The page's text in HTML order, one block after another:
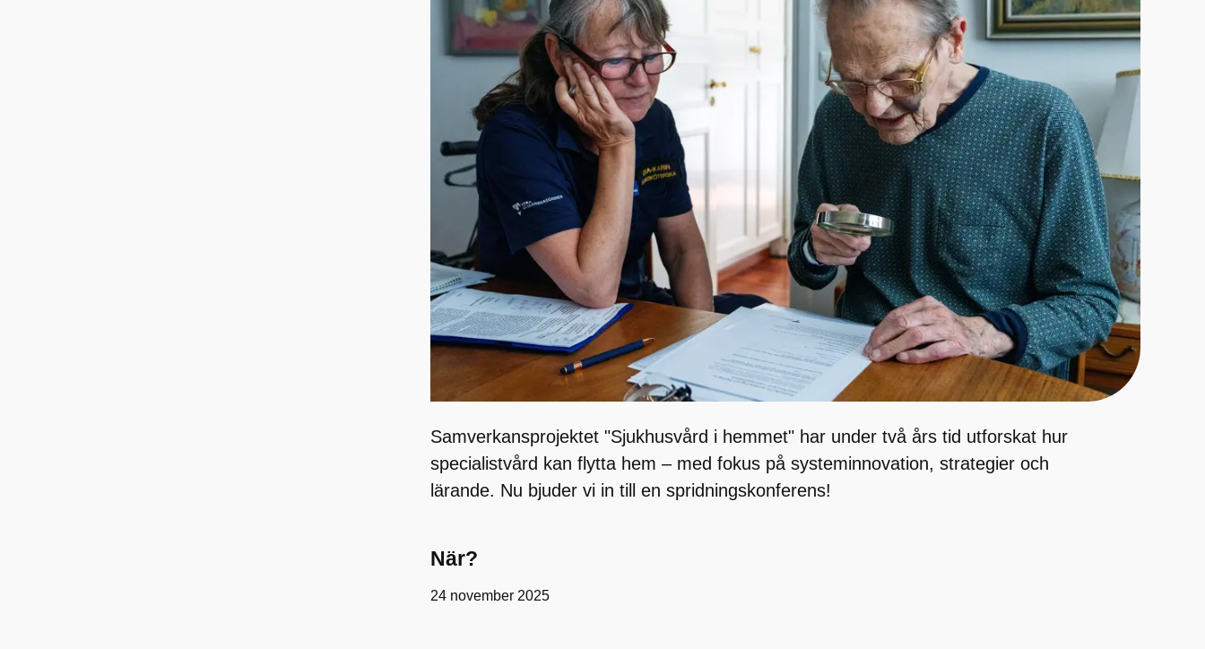
Samverkansprojektet "Sjukhusvård i hemmet" har under två års tid utforskat hur
specialistvård kan flytta hem – med fokus på systeminnovation, strategier och
lärande. Nu bjuder vi in till en spridningskonferens!
När?
24 november 2025